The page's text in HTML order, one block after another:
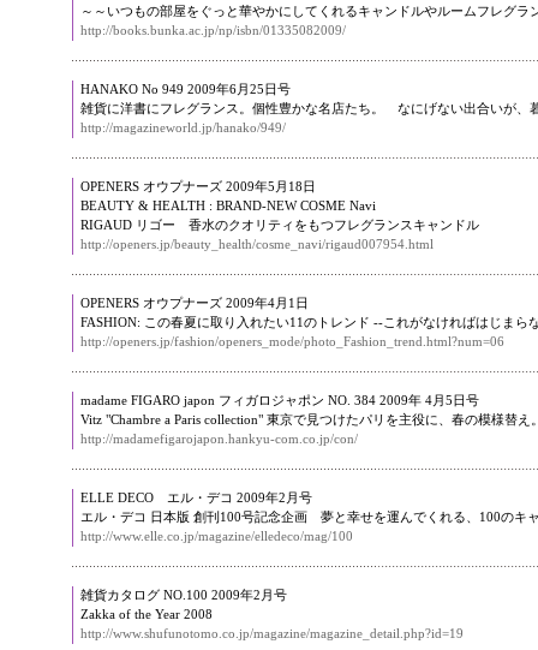
～～いつもの部屋をぐっと華やかにしてくれるキャンドルやルームフレグラ
http://books.bunka.ac.jp/np/isbn/01335082009/
HANAKO No 949 2009年6月25日号
雑貨に洋書にフレグランス。個性豊かな名店たち。 なにげない出合いが、
http://magazineworld.jp/hanako/949/
OPENERS オウプナーズ 2009年5月18日
BEAUTY & HEALTH : BRAND-NEW COSME Navi
RIGAUD リゴー 香水のクオリティをもつフレグランスキャンドル
http://openers.jp/beauty_health/cosme_navi/rigaud007954.html
OPENERS オウプナーズ 2009年4月1日
FASHION: この春夏に取り入れたい11のトレンド --これがなければはじまら
http://openers.jp/fashion/openers_mode/photo_Fashion_trend.html?num=06
madame FIGARO japon フィガロジャポン NO. 384 2009年 4月5日号
Vitz "Chambre a Paris collection" 東京で見つけたパリを主役に、春の模様替え
http://madamefigarojapon.hankyu-com.co.jp/con/
ELLE DECO エル・デコ 2009年2月号
エル・デコ 日本版 創刊100号記念企画 夢と幸せを運んでくれる、100のキ
http://www.elle.co.jp/magazine/elledeco/mag/100
雑貨カタログ NO.100 2009年2月号
Zakka of the Year 2008
http://www.shufunotomo.co.jp/magazine/magazine_detail.php?id=19